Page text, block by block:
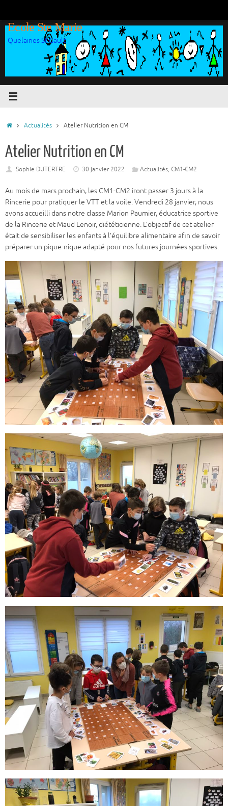
contenu
Ecole Ste Marie
Quelaines St Gault
Accueil
Actualités Atelier Nutrition en CM
Atelier Nutrition en CM
Sophie DUTERTRE 30 janvier 2022 Actualités, CM1-CM2
Au mois de mars prochain, les CM1-CM2 iront passer 3 jours à la
Rincerie pour pratiquer le VTT et la voile. Vendredi 28 janvier, nous
avons accueilli dans notre classe Marion Paumier, éducatrice sportive
de la Rincerie et Maud Lenoir, diététicienne. L’objectif de cet atelier
était de sensibiliser les enfants à l’équilibre alimentaire afin de savoir
préparer un pique-nique adapté pour nos futures journées sportives.